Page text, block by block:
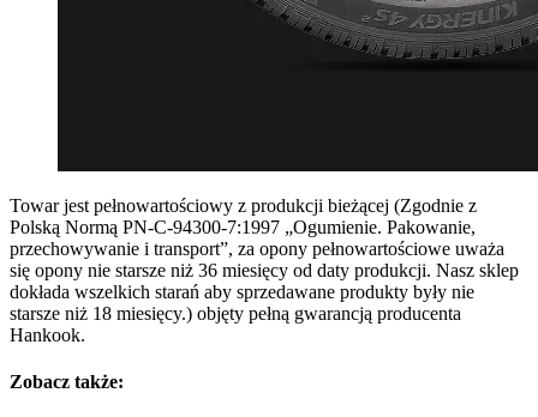
Towar jest pełnowartościowy z produkcji bieżącej (Zgodnie z
Polską Normą PN-C-94300-7:1997 „Ogumienie. Pakowanie,
przechowywanie i transport”, za opony pełnowartościowe uważa
się opony nie starsze niż 36 miesięcy od daty produkcji. Nasz sklep
dokłada wszelkich starań aby sprzedawane produkty były nie
starsze niż 18 miesięcy.) objęty pełną gwarancją producenta
Hankook.
Zobacz także: